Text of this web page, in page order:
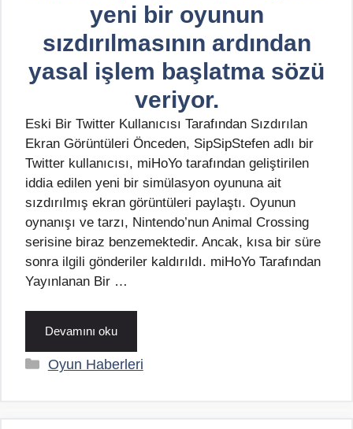
yeni bir oyunun
sızdırılmasının ardından
yasal işlem başlatma sözü
veriyor.
Eski Bir Twitter Kullanıcısı Tarafından Sızdırılan
Ekran Görüntüleri Önceden, SipSipStefen adlı bir
Twitter kullanıcısı, miHoYo tarafından geliştirilen
iddia edilen yeni bir simülasyon oyununa ait
sızdırılmış ekran görüntüleri paylaştı. Oyunun
oynanışı ve tarzı, Nintendo’nun Animal Crossing
serisine biraz benzemektedir. Ancak, kısa bir süre
sonra ilgili gönderiler kaldırıldı. miHoYo Tarafından
Yayınlanan Bir …
Devamını oku
Kategoriler
Oyun Haberleri